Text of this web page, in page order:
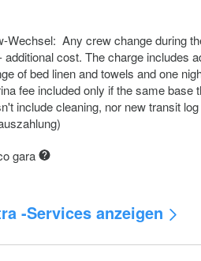
Wechsel: Any crew change during
additional cost. The charge includes
of bed linen and towels and one
fee included only if the same base
include cleaning, nor new transit
gara
-Services anzeigen
tandem